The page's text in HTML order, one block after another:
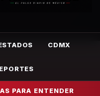
CDMX
PARA ENTENDER